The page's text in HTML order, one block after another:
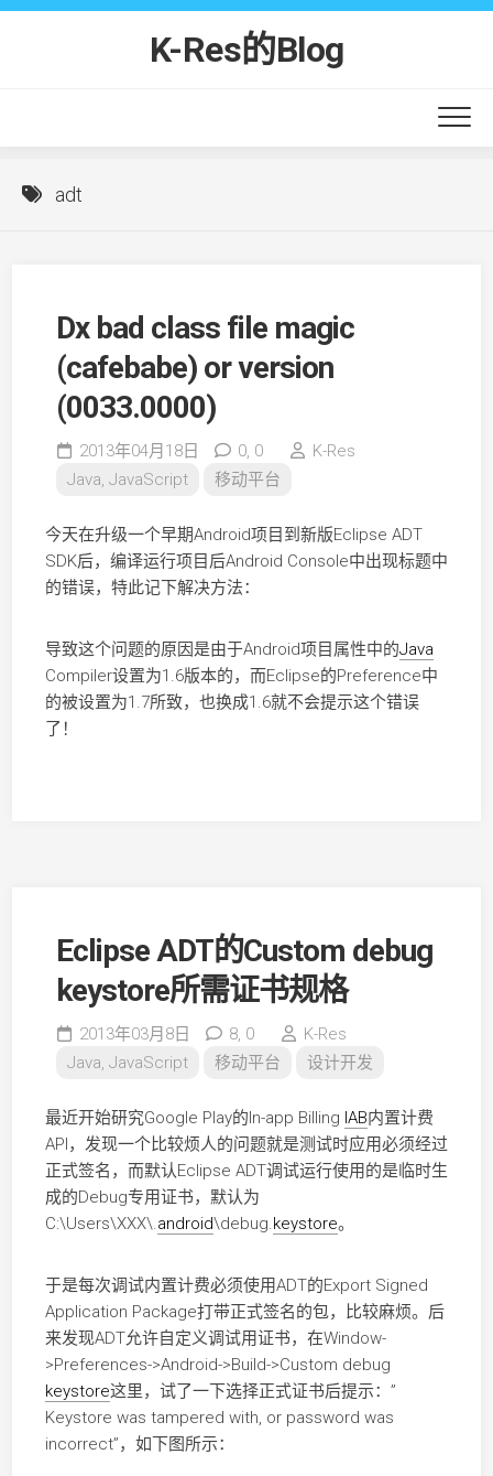
Skip
K-Res的Blog
adt
Dx bad class file magic
(cafebabe) or version
(0033.0000)
2013年04月18日 0, 0
K-Res
Java, JavaScript
移动平台
今天在升级一个早期Android项目到新版Eclipse ADT
SDK后，编译运行项目后Android Console中出现标题中
的错误，特此记下解决方法：
导致这个问题的原因是由于Android项目属性中的Java
Compiler设置为1.6版本的，而Eclipse的Preference中
的被设置为1.7所致，也换成1.6就不会提示这个错误
了！
Eclipse ADT的Custom debug
keystore所需证书规格
2013年03月8日 8, 0
K-Res
Java, JavaScript
移动平台 设计开发
最近开始研究Google Play的In-app Billing IAB内置计费
API，发现一个比较烦人的问题就是测试时应用必须经过
正式签名，而默认Eclipse ADT调试运行使用的是临时生
成的Debug专用证书，默认为
C:\Users\XXX\.android\debug.keystore。
于是每次调试内置计费必须使用ADT的Export Signed
Application Package打带正式签名的包，比较麻烦。后
来发现ADT允许自定义调试用证书，在Window-
>Preferences->Android->Build->Custom debug
keystore这里，试了一下选择正式证书后提示：”
Keystore was tampered with, or password was
incorrect”，如下图所示：